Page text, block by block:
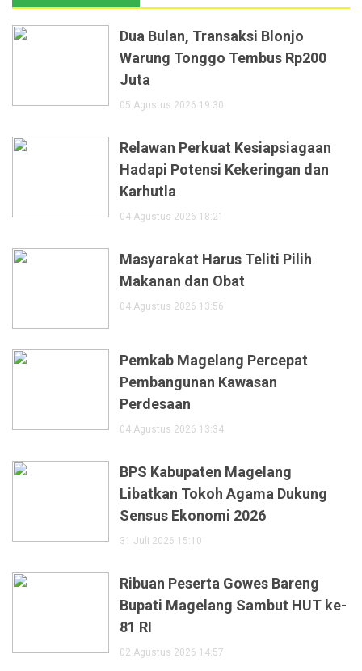
Dua Bulan, Transaksi Blonjo
Warung Tonggo Tembus Rp200
Juta
05 Agustus 2026 19:30
Relawan Perkuat Kesiapsiagaan
Hadapi Potensi Kekeringan dan
Karhutla
04 Agustus 2026 18:21
Masyarakat Harus Teliti Pilih
Makanan dan Obat
04 Agustus 2026 13:56
Pemkab Magelang Percepat
Pembangunan Kawasan
Perdesaan
04 Agustus 2026 13:34
BPS Kabupaten Magelang
Libatkan Tokoh Agama Dukung
Sensus Ekonomi 2026
31 Juli 2026 15:10
Ribuan Peserta Gowes Bareng
Bupati Magelang Sambut HUT ke-
81 RI
02 Agustus 2026 14:57